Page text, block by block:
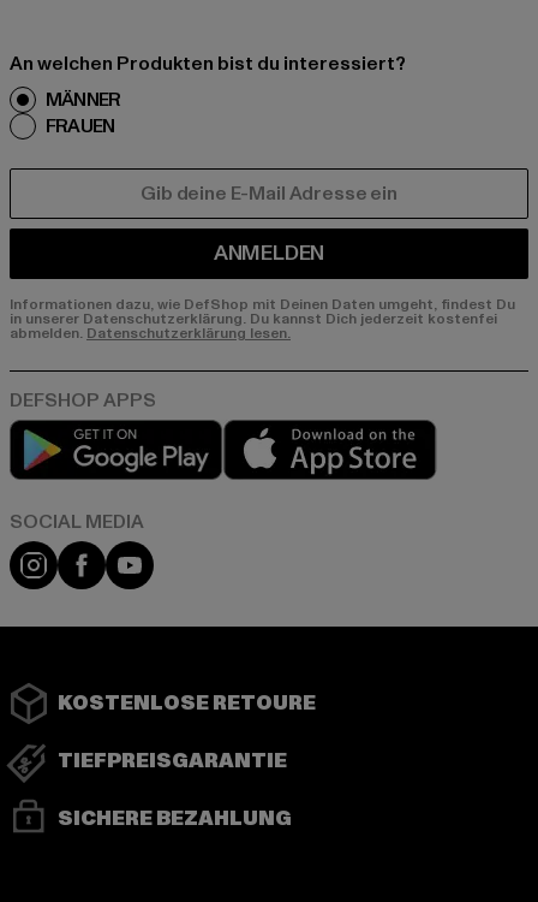
An welchen Produkten bist du interessiert?
MÄNNER
FRAUEN
ANMELDEN
Informationen dazu, wie DefShop mit Deinen Daten umgeht, findest Du
in unserer Datenschutzerklärung. Du kannst Dich jederzeit kostenfei
abmelden. Datenschutzerklärung lesen.
Play market
Instagram
FacebookYouTube
KOSTENLOSE RETOURE
TIEFPREISGARANTIE
SICHERE BEZAHLUNG